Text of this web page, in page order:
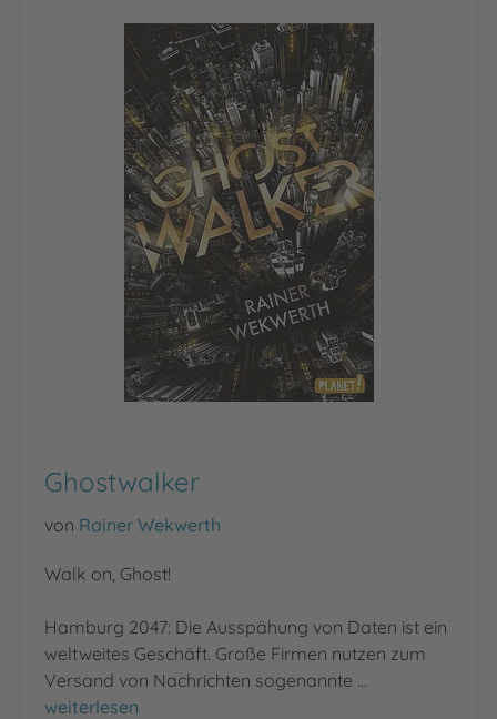
Ghostwalker
von Rainer Wekwerth
Walk on, Ghost!
Hamburg 2047: Die Ausspähung von Daten ist ein
weltweites Geschäft. Große Firmen nutzen zum
Versand von Nachrichten sogenannte …
Ghostwalker
weiterlesen